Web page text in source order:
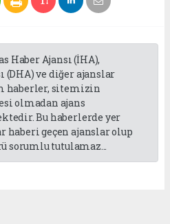
Haber Ajansı (İHA),
(DHA) ve diğer ajanslar
haberler, sitemizin
olmadan ajans
Bu haberlerde yer
geçen ajanslar olup
tutulamaz...